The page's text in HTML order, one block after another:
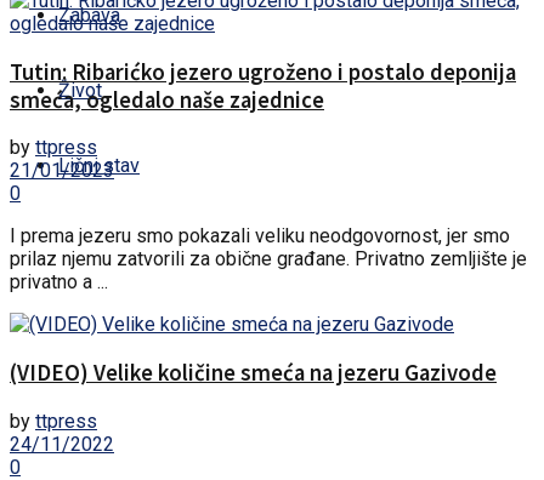
Zabava
Život
Lični stav
Tutin: Ribarićko jezero ugroženo i postalo deponija
smeća, ogledalo naše zajednice
by ttpress
21/01/2023
0
I prema jezeru smo pokazali veliku neodgovornost, jer smo
prilaz njemu zatvorili za obične građane. Privatno zemljište je
privatno a ...
(VIDEO) Velike količine smeća na jezeru Gazivode
by ttpress
24/11/2022
0